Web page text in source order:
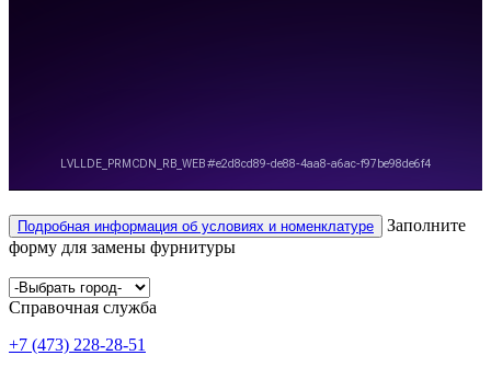
Подробная информация об условиях и номенклатуре
Заполните
форму для замены фурнитуры
Справочная служба
+7 (473) 228-28-51